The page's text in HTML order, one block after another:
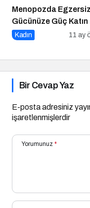
Menopozda
Gücünüze Güç Katın
Kadın 11 ay
Bir Cevap Yaz
E-posta adresiniz
işaretlenmişlerdir
Yorumunuz *